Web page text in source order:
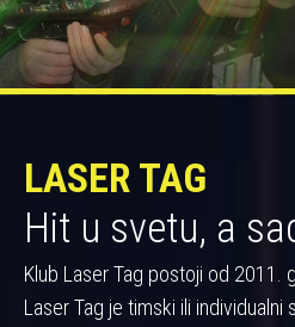
LASER TAG
Hit u svetu, a
Klub Laser Tag postoji od 2011.
Laser Tag je timski ili individualni